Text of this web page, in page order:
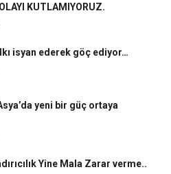
KUTLAMIYORUZ.
isyan ederek göç ediyor…
yeni bir güç ortaya
Yine Mala Zarar verme..